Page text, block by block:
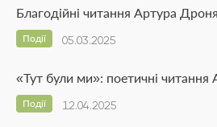
Благодійні читання Артура
05.03.2025
Події
«Тут були ми»: поетичні
12.04.2025
Події